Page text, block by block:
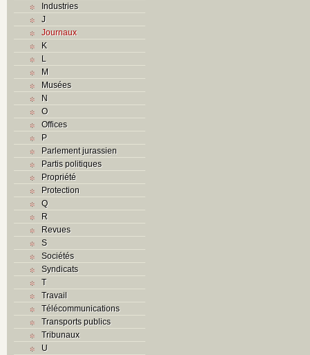
Industries
J
Journaux
K
L
M
Musées
N
O
Offices
P
Parlement jurassien
Partis politiques
Propriété
Protection
Q
R
Revues
S
Sociétés
Syndicats
T
Travail
Télécommunications
Transports publics
Tribunaux
U